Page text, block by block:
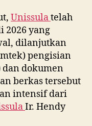
Unissulatelah
2026 yang
dilanjutkan
pengisian
dan dokumen
berkas tersebut
intensif dari
Ir. Hendy